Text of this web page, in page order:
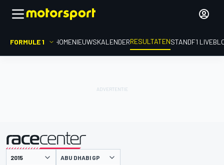
FORMULE 1 HOMENIEUWSKALENDERRESULTATENSTANDF1
gepresenteerd door ABU DHABI GP